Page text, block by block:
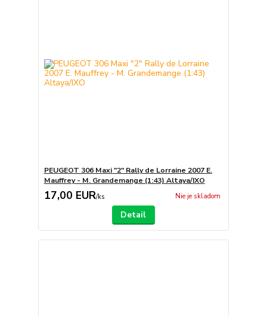
PEUGEOT 306 Maxi "2" Rally de Lorraine 2007 E.
Mauffrey - M. Grandemange (1:43) Altaya/IXO
17,00 EUR/ks Nie je skladom
Detail